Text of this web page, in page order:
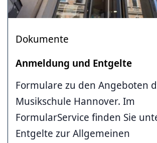
Dokumente
Anmeldung und Entgelte
Formulare zu den Angeboten
Musikschule Hannover. Im
FormularService finden Sie
Entgelte zur Allgemeinen